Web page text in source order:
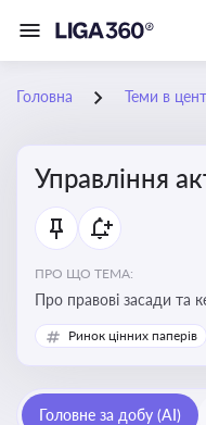
Головна Теми в
Управління
ПРО ЩО ТЕМА:
Про правові засади та
комунальними та
юристів і керівників,
Ринок цінних паперів
Головне за добу (AI)